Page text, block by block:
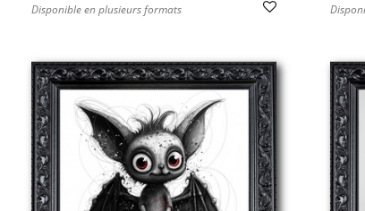
Disponible en plusieurs formats